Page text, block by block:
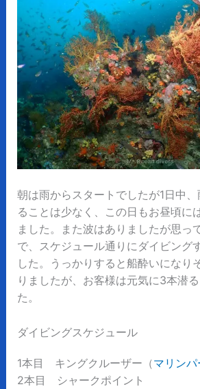
朝は雨からスタートでしたが1日中
ることは少なく、この日もお昼頃に
ました。また波はありましたが思っ
で、スケジュール通りにダイビング
した。うっかりすると船酔いになり
りましたが、お客様は元気に3本潜
た。
ダイビングスケジュール
1本目 キングクルーザー（マリン
2本目 シャークポイント